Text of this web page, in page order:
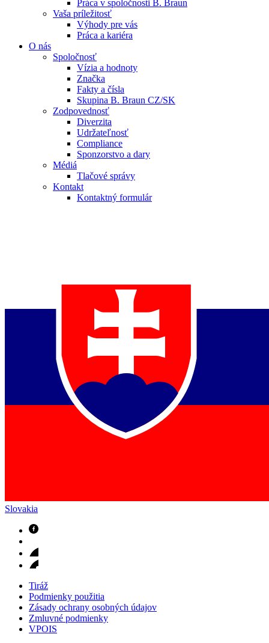
Práca v spoločnosti B. Braun
Vaša príležitosť
Výhody pre vás
Práca a kariéra
O nás
Spoločnosť
Vízia a hodnoty
Značka
Fakty a čísla
Skupina B. Braun CZ/SK
Zodpovednosť
Diverzita
Udržateľnosť
Compliance
Sponzorstvo a dary
Médiá
Tlačové správy
Kontakt
Kontaktný formulár
Slovakia
Tiráž
Podmienky použitia
Zásady ochrany osobných údajov
Zmluvné podmienky
VPOIS